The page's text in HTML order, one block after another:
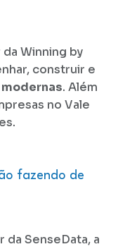
Winning by
construir e
. Além
no Vale
fazendo de
SenseData, a